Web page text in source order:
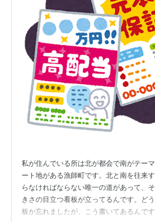
私が住んでいる所は北が都会で南がテー
ート地がある漁師町です。北と南を往来
らなければならない唯一の道があって、
きさの目立つ看板が立ってるんです。ど
板か忘れましたが、こう書いてあるんで